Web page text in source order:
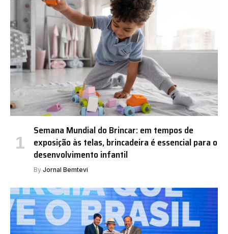
Semana Mundial do Brincar: em tempos de
exposição às telas, brincadeira é essencial para o
desenvolvimento infantil
By Jornal Bemtevi